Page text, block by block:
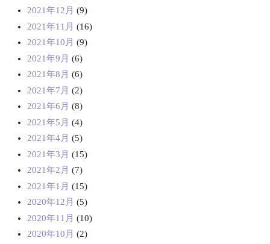
2021年12月 (9)
2021年11月 (16)
2021年10月 (9)
2021年9月 (6)
2021年8月 (6)
2021年7月 (2)
2021年6月 (8)
2021年5月 (4)
2021年4月 (5)
2021年3月 (15)
2021年2月 (7)
2021年1月 (15)
2020年12月 (5)
2020年11月 (10)
2020年10月 (2)